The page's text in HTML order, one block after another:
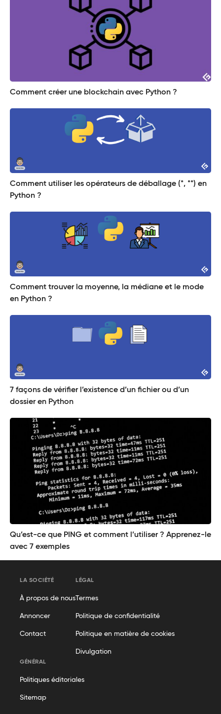
Comment créer une blockchain avec Python ?
Comment utiliser les opérateurs de déballage (*, **) en
Python ?
Comment trouver la moyenne, la médiane et le mode
en Python ?
7 façons de vérifier l’existence d’un fichier ou d’un
dossier en Python
Qu’est-ce que PING et comment l’utiliser ? Apprenez-le
avec 7 exemples
LA SOCIÉTÉ
À propos de nous
Annoncer
Contact
LÉGAL
Termes
Politique de confidentialité
Politique en matière de cookies
Divulgation
GÉNÉRAL
Politiques éditoriales
Sitemap